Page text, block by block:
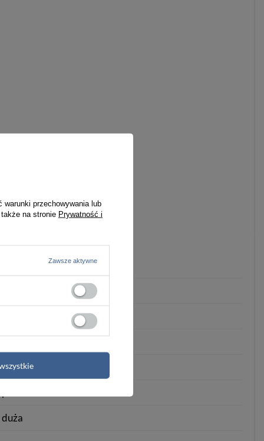
skóra ekologiczna
portfel
duża
warunki przechowywania lub
na stronie Prywatność i
Zawsze aktywne